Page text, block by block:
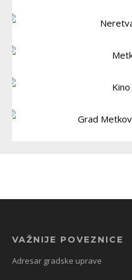
VAŽNIJE POVEZNICE
Adresar gradske uprave